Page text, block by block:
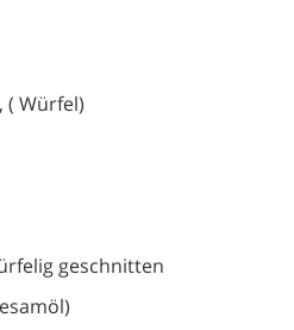
( Würfel)
geschnitten